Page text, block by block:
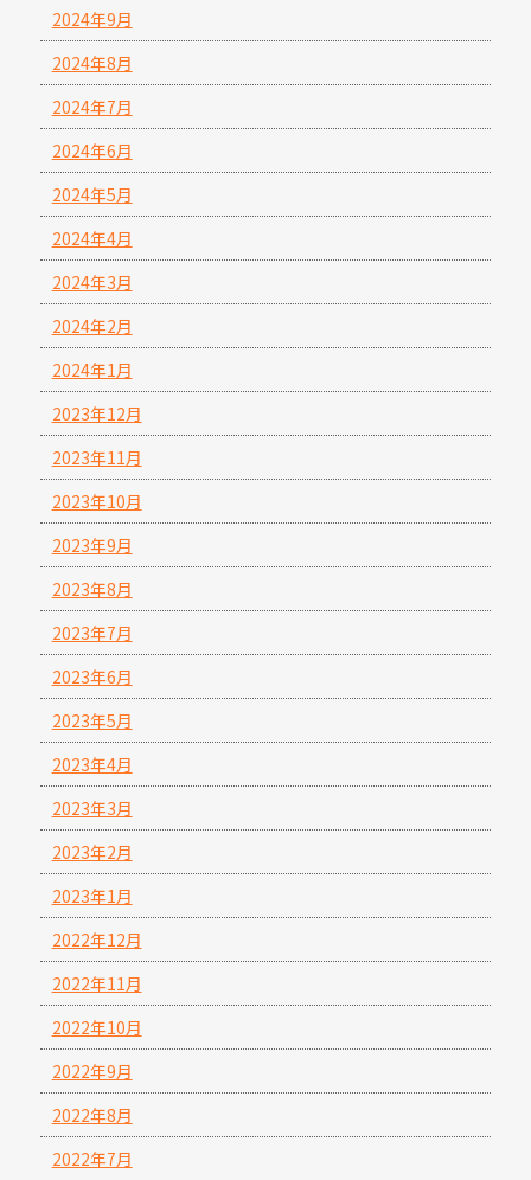
2024年9月
2024年8月
2024年7月
2024年6月
2024年5月
2024年4月
2024年3月
2024年2月
2024年1月
2023年12月
2023年11月
2023年10月
2023年9月
2023年8月
2023年7月
2023年6月
2023年5月
2023年4月
2023年3月
2023年2月
2023年1月
2022年12月
2022年11月
2022年10月
2022年9月
2022年8月
2022年7月